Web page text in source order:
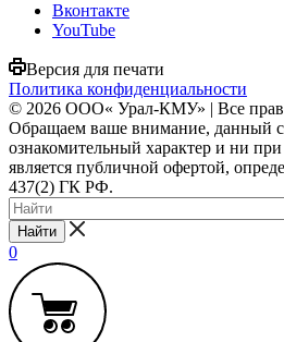
Вконтакте
YouTube
Версия для печати
Политика конфиденциальности
© 2026 ООО« Урал-КМУ» | Все
Обращаем ваше внимание, данный
ознакомительный характер и ни
является публичной офертой,
437(2) ГК РФ.
Найти
0